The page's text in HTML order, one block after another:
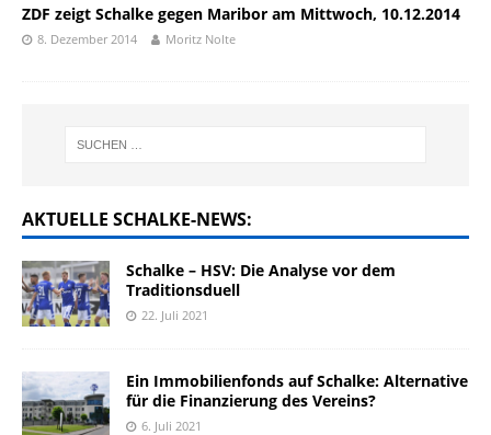
ZDF zeigt Schalke gegen Maribor am Mittwoch, 10.12.2014
8. Dezember 2014 Moritz Nolte
AKTUELLE SCHALKE-NEWS:
Schalke – HSV: Die Analyse vor dem
Traditionsduell
22. Juli 2021
Ein Immobilienfonds auf Schalke: Alternative
für die Finanzierung des Vereins?
6. Juli 2021